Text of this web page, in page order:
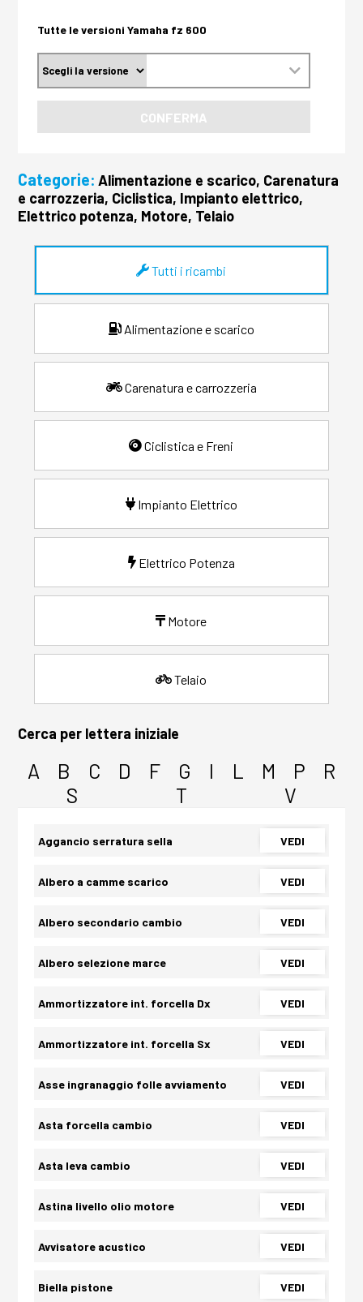
Tutte le versioni Yamaha fz 600
CONFERMA
Categorie: Alimentazione e scarico, Carenatura
e carrozzeria, Ciclistica, Impianto elettrico,
Elettrico potenza, Motore, Telaio
Tutti i ricambi
Alimentazione e scarico
Carenatura e carrozzeria
Ciclistica e Freni
Impianto Elettrico
Elettrico Potenza
Motore
Telaio
Cerca per lettera iniziale
A B C D F G I L M P
R
S
T V
Aggancio serratura sella VEDI
Albero a camme scarico VEDI
Albero secondario cambio VEDI
Albero selezione marce VEDI
Ammortizzatore int. forcella Dx VEDI
Ammortizzatore int. forcella Sx VEDI
Asse ingranaggio folle avviamento VEDI
Asta forcella cambio VEDI
Asta leva cambio VEDI
Astina livello olio motore VEDI
Avvisatore acustico VEDI
Biella pistone VEDI